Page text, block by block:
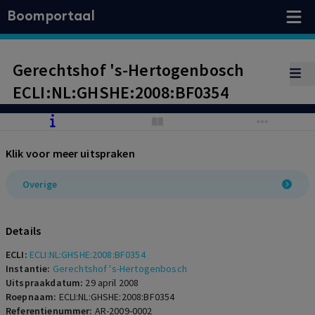
Boomportaal
Gerechtshof 's-Hertogenbosch
ECLI:NL:GHSHE:2008:BF0354
Klik voor meer uitspraken
Overige
Details
ECLI: ECLI:NL:GHSHE:2008:BF0354
Instantie: Gerechtshof 's-Hertogenbosch
Uitspraakdatum: 29 april 2008
Roepnaam: ECLI:NL:GHSHE:2008:BF0354
Referentienummer: AR-2009-0002